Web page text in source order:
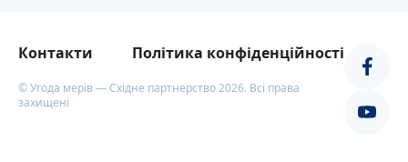
Контакти Політика конфіденційності
© Угода мерів — Східне партнерство 2026. Всі права
захищені